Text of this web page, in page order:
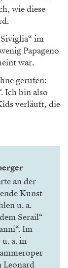
wie diese
im
Papageno
war.
gerufen:
Ich bin also
verläuft, die
an der
Kunst
u. a.
Serail“
Im
a. in
Leonard